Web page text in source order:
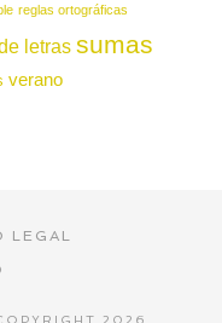
reglas ortográficas
letras sumas
verano
LEGAL
2026